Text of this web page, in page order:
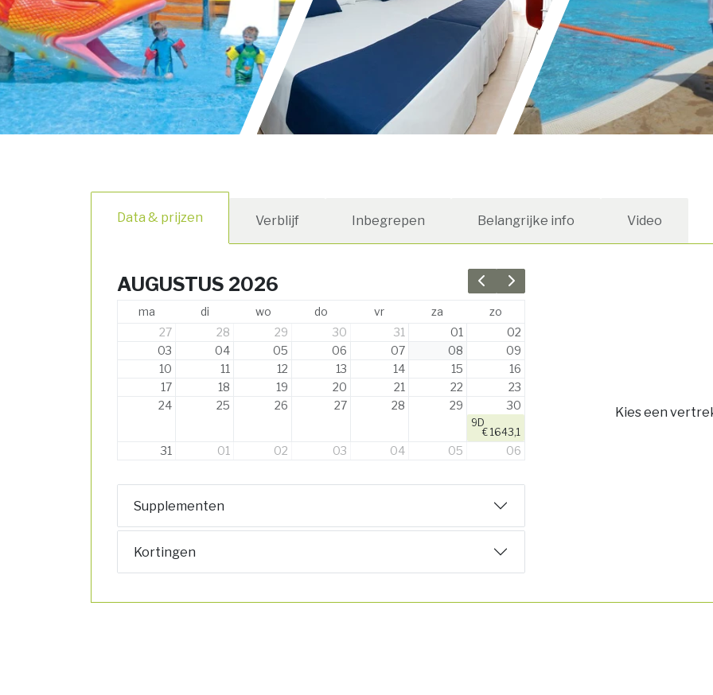
Data & prijzen Verblijf Inbegrepen Belangrijke info Video
Previous month
Next month
AUGUSTUS 2026
ma di wo do vr za
zo
27
28 29 30 31 01
02
03
04 05 06 07 08
09
10
11 12 13 14 15
16
17
18 19 20 21 22
23
24
25 26 27 28 29 30
9D
€ 1643,1
31 01 02 03 04 05 06
Supplementen
Kortingen
Kies een